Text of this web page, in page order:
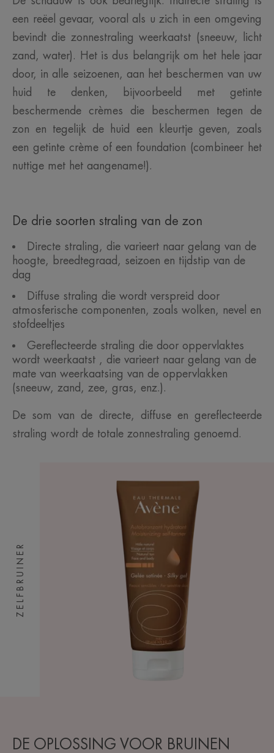
een reëel gevaar, vooral als u zich in een omgeving
bevindt die zonnestraling weerkaatst (sneeuw, licht
zand, water). Het is dus belangrijk om het hele jaar
door, in alle seizoenen, aan het beschermen van uw
huid te denken, bijvoorbeeld met getinte
beschermende crèmes die beschermen tegen de
zon en tegelijk de huid een kleurtje geven, zoals
een getinte crème of een foundation (combineer het
nuttige met het aangename!).
De drie soorten straling van de zon
Directe straling, die varieert naar gelang van de
hoogte, breedtegraad, seizoen en tijdstip van de
dag
Diffuse straling die wordt verspreid door
atmosferische componenten, zoals wolken, nevel en
stofdeeltjes
Gereflecteerde straling die door oppervlaktes
wordt weerkaatst , die varieert naar gelang van de
mate van weerkaatsing van de oppervlakken
(sneeuw, zand, zee, gras, enz.).
De som van de directe, diffuse en gereflecteerde
straling wordt de totale zonnestraling genoemd.
ZELFBRUINER
DE OPLOSSING VOOR BRUINEN